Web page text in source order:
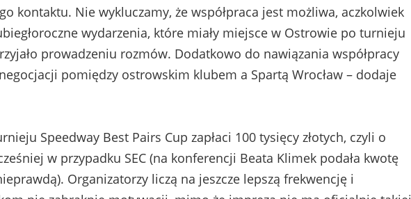
kontaktu. Nie wykluczamy, że współpraca jest możliwa, aczkolwiek
wydarzenia, które miały miejsce w Ostrowie po turnieju
prowadzeniu rozmów. Dodatkowo do nawiązania współpracy
pomiędzy ostrowskim klubem a Spartą Wrocław – dodaje
Speedway Best Pairs Cup zapłaci 100 tysięcy złotych, czyli o
w przypadku SEC (na konferencji Beata Klimek podała kwotę
Organizatorzy liczą na jeszcze lepszą frekwencję i